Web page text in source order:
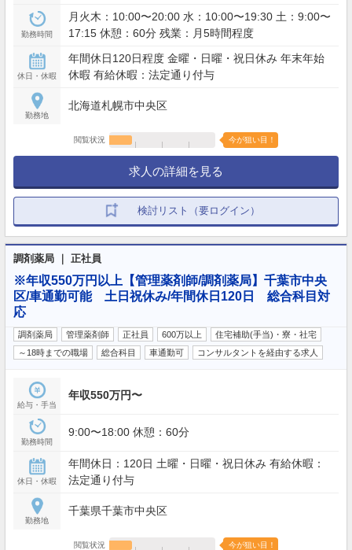
勤務時間
月火木：10:00〜20:00 水：10:00〜19:30 土：9:00〜
17:15 休憩：60分 残業：月5時間程度
休日・休暇
年間休日120日程度 金曜・日曜・祝日休み 年末年始
休暇 有給休暇：法定通り付与
勤務地
北海道札幌市中央区
閲覧状況 今が狙い目！
求人の詳細を見る
検討リスト（要ログイン）
調剤薬局 ｜ 正社員
※年収550万円以上【管理薬剤師/調剤薬局】千葉市中央
区/車通勤可能 土日祝休み/年間休日120日 総合科目対
応
調剤薬局 管理薬剤師 正社員 600万以上
住宅補助(手当)・寮・社宅
～18時までの職場
総合科目 車通勤可 コンサルタントを経由する求人
給与・手当
年収550万円〜
勤務時間
9:00〜18:00 休憩：60分
休日・休暇
年間休日：120日 土曜・日曜・祝日休み 有給休暇：
法定通り付与
勤務地
千葉県千葉市中央区
閲覧状況 今が狙い目！